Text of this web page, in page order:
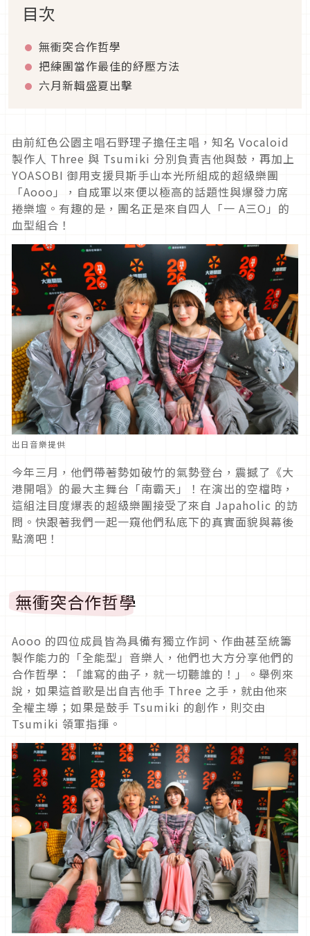
目次
無衝突合作哲學
把練團當作最佳的紓壓方法
六月新輯盛夏出擊
由前紅色公園主唱石野理子擔任主唱，知名 Vocaloid
製作人 Three 與 Tsumiki 分別負責吉他與鼓，再加上
YOASOBI 御用支援貝斯手山本光所組成的超級樂團
「Aooo」，自成軍以來便以極高的話題性與爆發力席
捲樂壇。有趣的是，團名正是來自四人「一 A三O」的
血型組合！
出日音樂提供
今年三月，他們帶著勢如破竹的氣勢登台，震撼了《大
港開唱》的最大主舞台「南霸天」！在演出的空檔時，
這組注目度爆表的超級樂團接受了來自 Japaholic 的訪
問。快跟著我們一起一窺他們私底下的真實面貌與幕後
點滴吧！
無衝突合作哲學
Aooo 的四位成員皆為具備有獨立作詞、作曲甚至統籌
製作能力的「全能型」音樂人，他們也大方分享他們的
合作哲學：「誰寫的曲子，就一切聽誰的！」。舉例來
說，如果這首歌是出自吉他手 Three 之手，就由他來
全權主導；如果是鼓手 Tsumiki 的創作，則交由
Tsumiki 領軍指揮。